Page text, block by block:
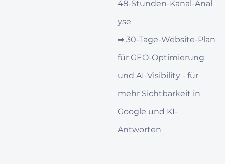
48‑Stunden‑Kanal‑Anal
yse
➡︎ 30‑Tage‑Website-Plan
für GEO‑Optimierung
und AI‑Visibility - für
mehr Sichtbarkeit in
Google und KI-
Antworten